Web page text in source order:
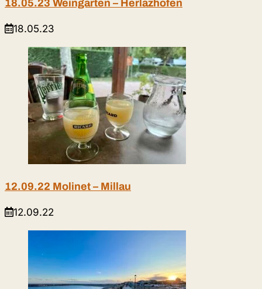
18.05.23 Weingarten – Herlazhofen
18.05.23
12.09.22 Molinet – Millau
12.09.22